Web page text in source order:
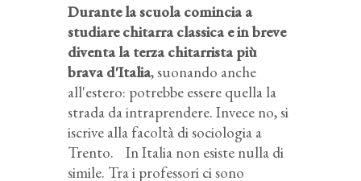
Durante la scuola comincia a
studiare chitarra classica e in breve
diventa la terza chitarrista più
brava d'Italia, suonando anche
all'estero: potrebbe essere quella la
strada da intraprendere. Invece no, si
iscrive alla facoltà di sociologia a
Trento. In Italia non esiste nulla di
simile. Tra i professori ci sono